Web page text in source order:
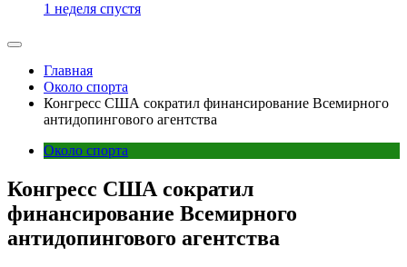
1 неделя спустя
Главная
Около спорта
Конгресс США сократил финансирование Всемирного
антидопингового агентства
Около спорта
Конгресс США сократил
финансирование Всемирного
антидопингового агентства